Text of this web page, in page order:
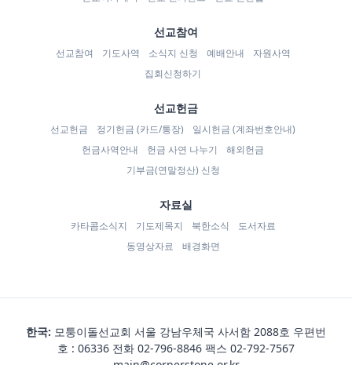
선교참여
선교참여 기도사역 소식지 신청 예배안내
자원사역
집회신청하기
선교헌금
선교헌금 정기헌금 (카드/통장)
일시헌금 (계좌번호안내)
헌금사역안내
헌금 사연 나누기
해외헌금
기부금(연말정산) 신청
자료실
카타콤소식지 기도제목지 북한소식
도서자료
동영상자료
배경화면
한국: 모퉁이돌선교회 서울 강남우체국 사서함 2088호 우편번
호 : 06336 전화 02-796-8846 팩스 02-792-7567